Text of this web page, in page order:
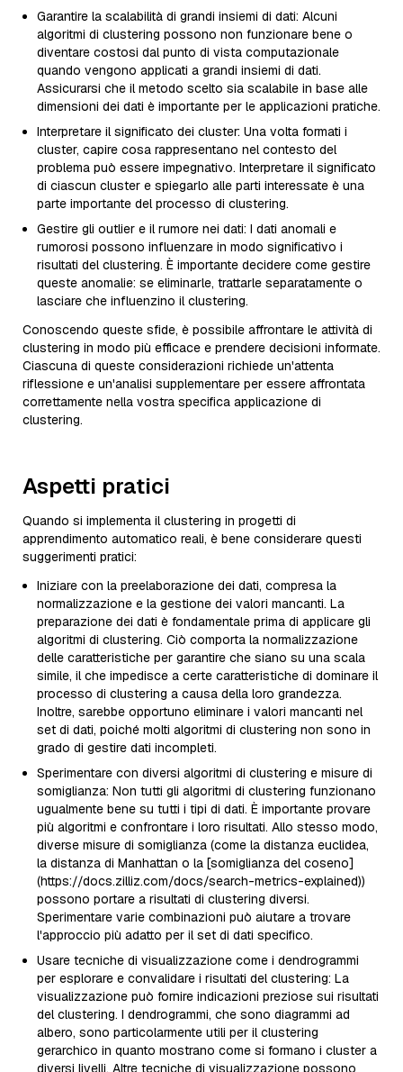
Garantire la scalabilità di grandi insiemi di dati: Alcuni
algoritmi di clustering possono non funzionare bene o
diventare costosi dal punto di vista computazionale
quando vengono applicati a grandi insiemi di dati.
Assicurarsi che il metodo scelto sia scalabile in base alle
dimensioni dei dati è importante per le applicazioni pratiche.
Interpretare il significato dei cluster: Una volta formati i
cluster, capire cosa rappresentano nel contesto del
problema può essere impegnativo. Interpretare il significato
di ciascun cluster e spiegarlo alle parti interessate è una
parte importante del processo di clustering.
Gestire gli outlier e il rumore nei dati: I dati anomali e
rumorosi possono influenzare in modo significativo i
risultati del clustering. È importante decidere come gestire
queste anomalie: se eliminarle, trattarle separatamente o
lasciare che influenzino il clustering.
Conoscendo queste sfide, è possibile affrontare le attività di
clustering in modo più efficace e prendere decisioni informate.
Ciascuna di queste considerazioni richiede un'attenta
riflessione e un'analisi supplementare per essere affrontata
correttamente nella vostra specifica applicazione di
clustering.
Aspetti pratici
Quando si implementa il clustering in progetti di
apprendimento automatico reali, è bene considerare questi
suggerimenti pratici:
Iniziare con la preelaborazione dei dati, compresa la
normalizzazione e la gestione dei valori mancanti. La
preparazione dei dati è fondamentale prima di applicare gli
algoritmi di clustering. Ciò comporta la normalizzazione
delle caratteristiche per garantire che siano su una scala
simile, il che impedisce a certe caratteristiche di dominare il
processo di clustering a causa della loro grandezza.
Inoltre, sarebbe opportuno eliminare i valori mancanti nel
set di dati, poiché molti algoritmi di clustering non sono in
grado di gestire dati incompleti.
Sperimentare con diversi algoritmi di clustering e misure di
somiglianza: Non tutti gli algoritmi di clustering funzionano
ugualmente bene su tutti i tipi di dati. È importante provare
più algoritmi e confrontare i loro risultati. Allo stesso modo,
diverse misure di somiglianza (come la distanza euclidea,
la distanza di Manhattan o la [somiglianza del coseno]
(https://docs.zilliz.com/docs/search-metrics-explained))
possono portare a risultati di clustering diversi.
Sperimentare varie combinazioni può aiutare a trovare
l'approccio più adatto per il set di dati specifico.
Usare tecniche di visualizzazione come i dendrogrammi
per esplorare e convalidare i risultati del clustering: La
visualizzazione può fornire indicazioni preziose sui risultati
del clustering. I dendrogrammi, che sono diagrammi ad
albero, sono particolarmente utili per il clustering
gerarchico in quanto mostrano come si formano i cluster a
diversi livelli. Altre tecniche di visualizzazione possono